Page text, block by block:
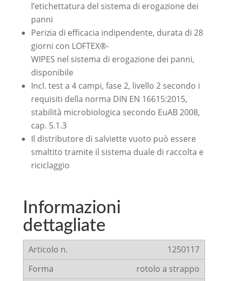
l’etichettatura del sistema di erogazione dei
panni
Perizia di efficacia indipendente, durata di 28
giorni con LOFTEX®-
WIPES nel sistema di erogazione dei panni,
disponibile
Incl. test a 4 campi, fase 2, livello 2 secondo i
requisiti della norma DIN EN 16615:2015,
stabilità microbiologica secondo EuAB 2008,
cap. 5.1.3
Il distributore di salviette vuoto può essere
smaltito tramite il sistema duale di raccolta e
riciclaggio
Informazioni
dettagliate
1250117
rotolo a strappo